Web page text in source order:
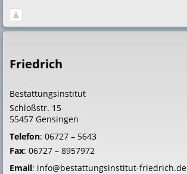
Friedrich
Bestattungsinstitut
Schloßstr. 15
55457 Gensingen
Telefon: 06727 – 5643
Fax: 06727 – 8957972
Email: info@bestattungsinstitut-friedrich.de